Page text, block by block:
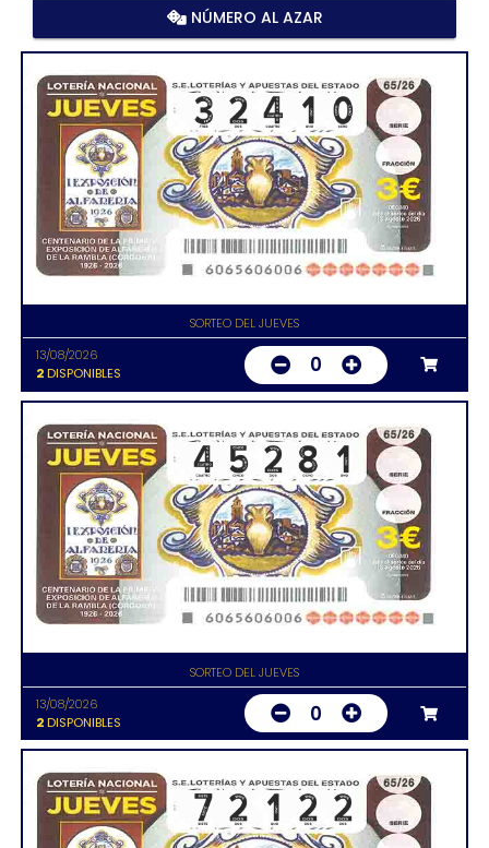
NÚMERO AL AZAR
SORTEO DEL JUEVES
13/08/2026
2DISPONIBLES 0
SORTEO DEL JUEVES
13/08/2026
2DISPONIBLES 0